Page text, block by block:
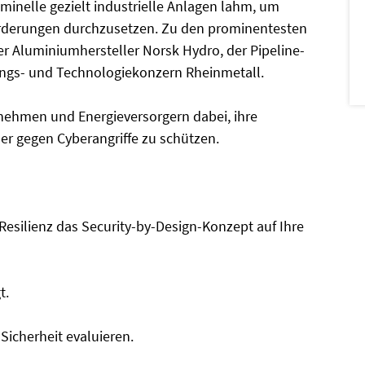
gezielt industrielle Anlagen lahm, um
durchzusetzen. Zu den prominentesten
Aluminiumhersteller Norsk Hydro, der Pipeline-
und Technologiekonzern Rheinmetall.
und Energieversorgern dabei, ihre
gegen Cyberangriffe zu schützen.
das Security-by-Design-Konzept auf Ihre
evaluieren.